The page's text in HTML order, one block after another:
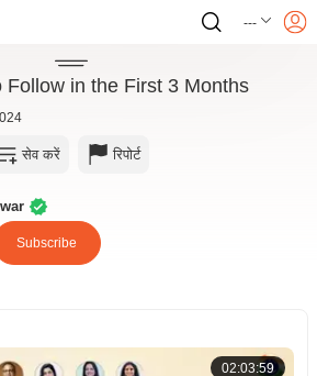
---
Follow in the First 3 Months
सेव करें रिपोर्ट
Subscribe
02:03:59